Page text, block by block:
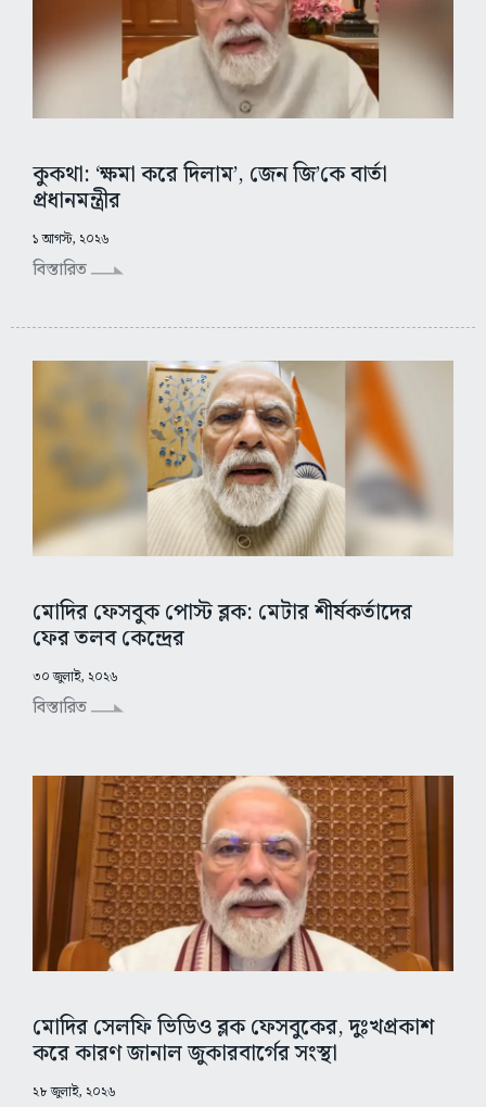
কুকথা: ‘ক্ষমা করে দিলাম’, জেন জি’কে বার্তা
প্রধানমন্ত্রীর
১ আগস্ট, ২০২৬
বিস্তারিত
মোদির ফেসবুক পোস্ট ব্লক: মেটার শীর্ষকর্তাদের
ফের তলব কেন্দ্রের
৩০ জুলাই, ২০২৬
বিস্তারিত
মোদির সেলফি ভিডিও ব্লক ফেসবুকের, দুঃখপ্রকাশ
করে কারণ জানাল জুকারবার্গের সংস্থা
২৮ জুলাই, ২০২৬